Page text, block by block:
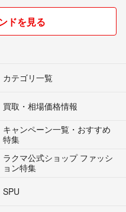
ドを見る
カテゴリ一覧
買取・相場価格情報
キャンペーン一覧・おすすめ
特集
ラクマ公式ショップ ファッシ
ョン特集
SPU